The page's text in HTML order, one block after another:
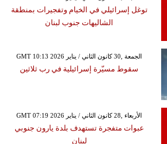
توغل إسرائيلي في الخيام وتفجيرات بمنطقة
الشاليهات جنوب لبنان
GMT 10:13 2026 الجمعة ,30 كانون الثاني / يناير
سقوط مسيّرة إسرائيلية في رب ثلاثين
GMT 07:19 2026 الأربعاء ,28 كانون الثاني / يناير
عبوات متفجرة تستهدف بلدة يارون جنوبي
لبنان